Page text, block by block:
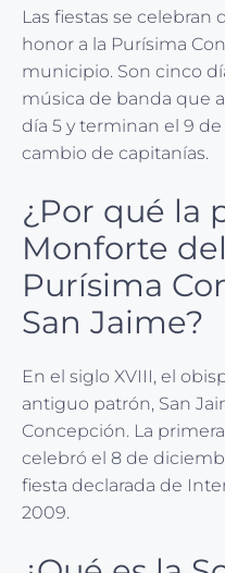
Las fiestas se celebran
honor a la Purísima
municipio. Son cinco
música de banda que
día 5 y terminan el 9
cambio de capitanías.
¿Por qué la
Monforte
Purísima
San Jaime?
En el siglo XVIII, el
antiguo patrón, San
Concepción. La
celebró el 8 de
fiesta declarada de
2009.